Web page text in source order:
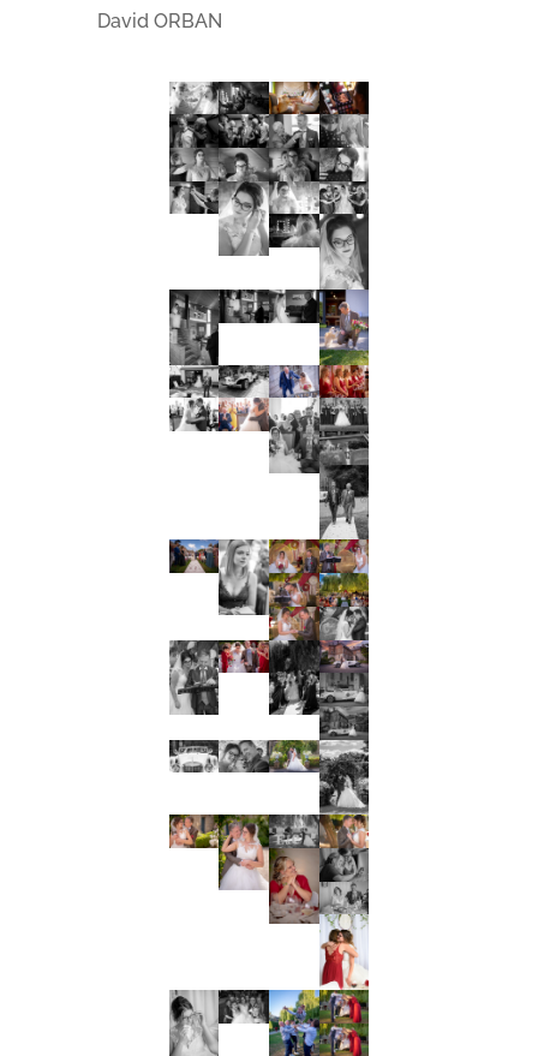
David ORBAN